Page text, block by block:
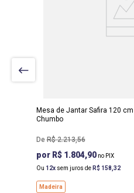
Mesa de Jantar Safira 120
Chumbo
R$ 2.213,56
R$ 1.804,90
Ou 12 sem juros de R$ 158 32
Madeira